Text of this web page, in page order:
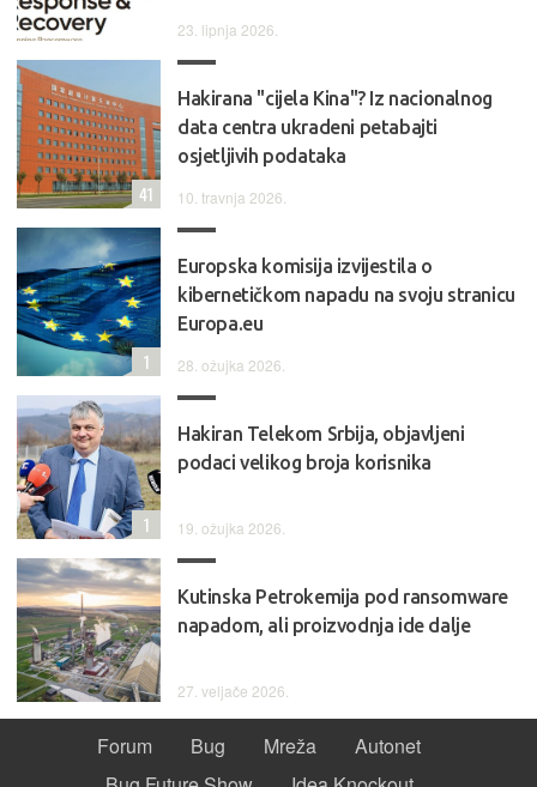
23. lipnja 2026.
Hakirana "cijela Kina"? Iz nacionalnog
data centra ukradeni petabajti
osjetljivih podataka
10. travnja 2026.
41
Europska komisija izvijestila o
kibernetičkom napadu na svoju stranicu
Europa.eu
28. ožujka 2026.
1
Hakiran Telekom Srbija, objavljeni
podaci velikog broja korisnika
19. ožujka 2026.
1
Kutinska Petrokemija pod ransomware
napadom, ali proizvodnja ide dalje
27. veljače 2026.
Forum Bug Mreža
Autonet